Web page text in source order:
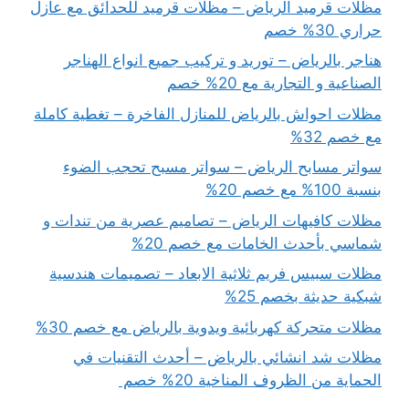
مظلات قرميد الرياض – مظلات قرميد للحدائق مع عازل
حراري 30% خصم
هناجر بالرياض – توريد و تركيب جميع انواع الهناجر
الصناعية و التجارية مع 20% خصم
مظلات احواش بالرياض للمنازل الفاخرة – تغطية كاملة
مع خصم 32%
سواتر مسابح الرياض – سواتر مسبح تحجب الضوء
بنسبة 100% مع خصم 20%
مظلات كافيهات الرياض – تصاميم عصرية من تندات و
شماسي بأحدث الخامات مع خصم 20%
مظلات سبيس فريم ثلاثية الابعاد – تصميمات هندسية
شبكية حديثة بخصم 25%
مظلات متحركة كهربائية ويدوية بالرياض مع خصم 30%
مظلات شد انشائي بالرياض – أحدث التقنيات في
الحماية من الظروف المناخية 20% خصم